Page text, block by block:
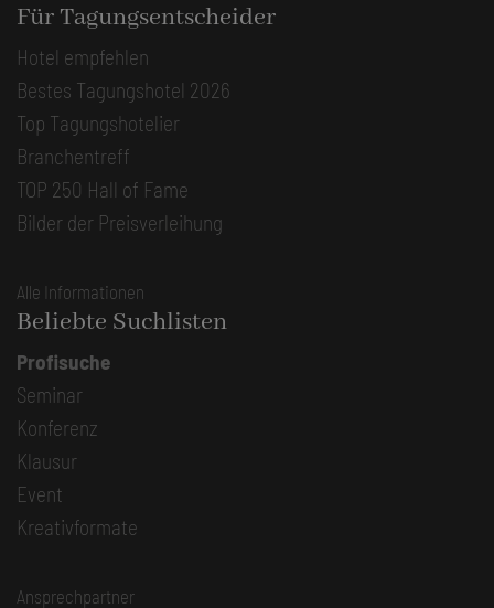
Für Tagungsentscheider
Hotel empfehlen
Bestes Tagungshotel 2026
Top Tagungshotelier
Branchentreff
TOP 250 Hall of Fame
Bilder der Preisverleihung
Alle Informationen
Beliebte Suchlisten
Profisuche
Seminar
Konferenz
Klausur
Event
Kreativformate
Ansprechpartner